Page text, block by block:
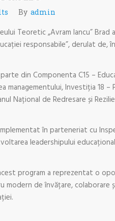
By admin
Teoretic „Avram Iancu”
responsabile”, derulat de,
din Componenta C15 –
managementului, Investiția 18
Național de Redresare și
în parteneriat cu
leadershipului
program a reprezentat o
modern de învățare,